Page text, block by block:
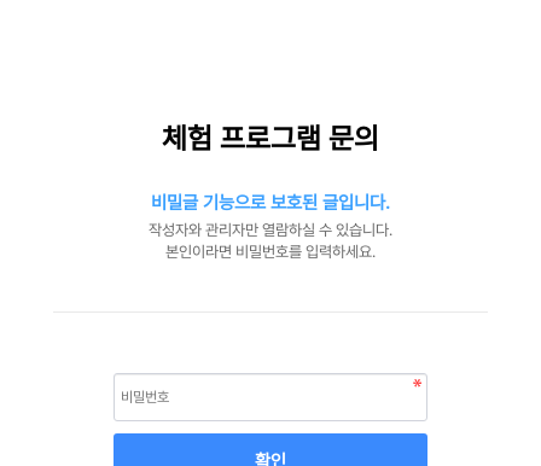
체험 프로그램 문의
비밀글 기능으로 보호된 글입니다.
작성자와 관리자만 열람하실 수 있습니다.
본인이라면 비밀번호를 입력하세요.